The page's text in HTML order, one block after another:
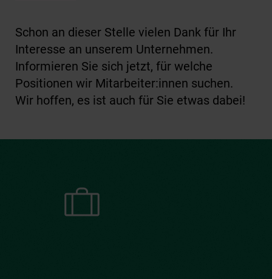
Schon an dieser Stelle vielen Dank für Ihr
Interesse an unserem Unternehmen.
Informieren Sie sich jetzt, für welche
Positionen wir Mitarbeiter:innen suchen.
Wir hoffen, es ist auch für Sie etwas dabei!